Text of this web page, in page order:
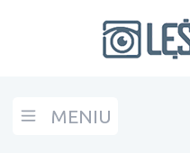
Open menu
MENIU